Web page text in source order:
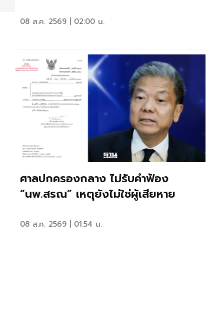
08 ส.ค. 2569 | 02:00 น.
ศาลปกครองกลาง ไม่รับคำฟ้อง
“นพ.สรณ” เหตุยังไม่ใช่ผู้เสียหาย
08 ส.ค. 2569 | 01:54 น.